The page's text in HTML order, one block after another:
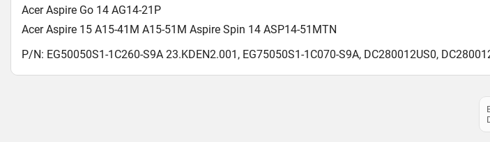
Acer Aspire Go 14 AG14-21P
Acer Aspire 15 A15-41M A15-51M Aspire Spin 14 ASP14-51MTN
P/N: EG50050S1-1C260-S9A 23.KDEN2.001, EG75050S1-1C070-S9A, DC280012US0,